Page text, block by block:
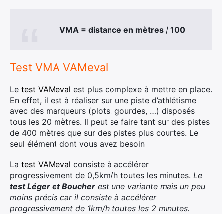
VMA = distance en mètres / 100
Test VMA VAMeval
Le test VAMeval est plus complexe à mettre en place.
En effet, il est à réaliser sur une piste d’athlétisme
avec des marqueurs (plots, gourdes, …) disposés
tous les 20 mètres. Il peut se faire tant sur des pistes
de 400 mètres que sur des pistes plus courtes. Le
seul élément dont vous avez besoin
La test VAMeval consiste à accélérer
progressivement de 0,5km/h toutes les minutes. Le
test Léger et Boucher est une variante mais un peu
moins précis car il consiste à accélérer
progressivement de 1km/h toutes les 2 minutes.